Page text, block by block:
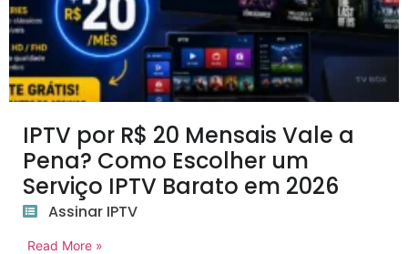
IPTV por R$ 20 Mensais Vale a
Pena? Como Escolher um
Serviço IPTV Barato em 2026
Assinar IPTV
Read More »